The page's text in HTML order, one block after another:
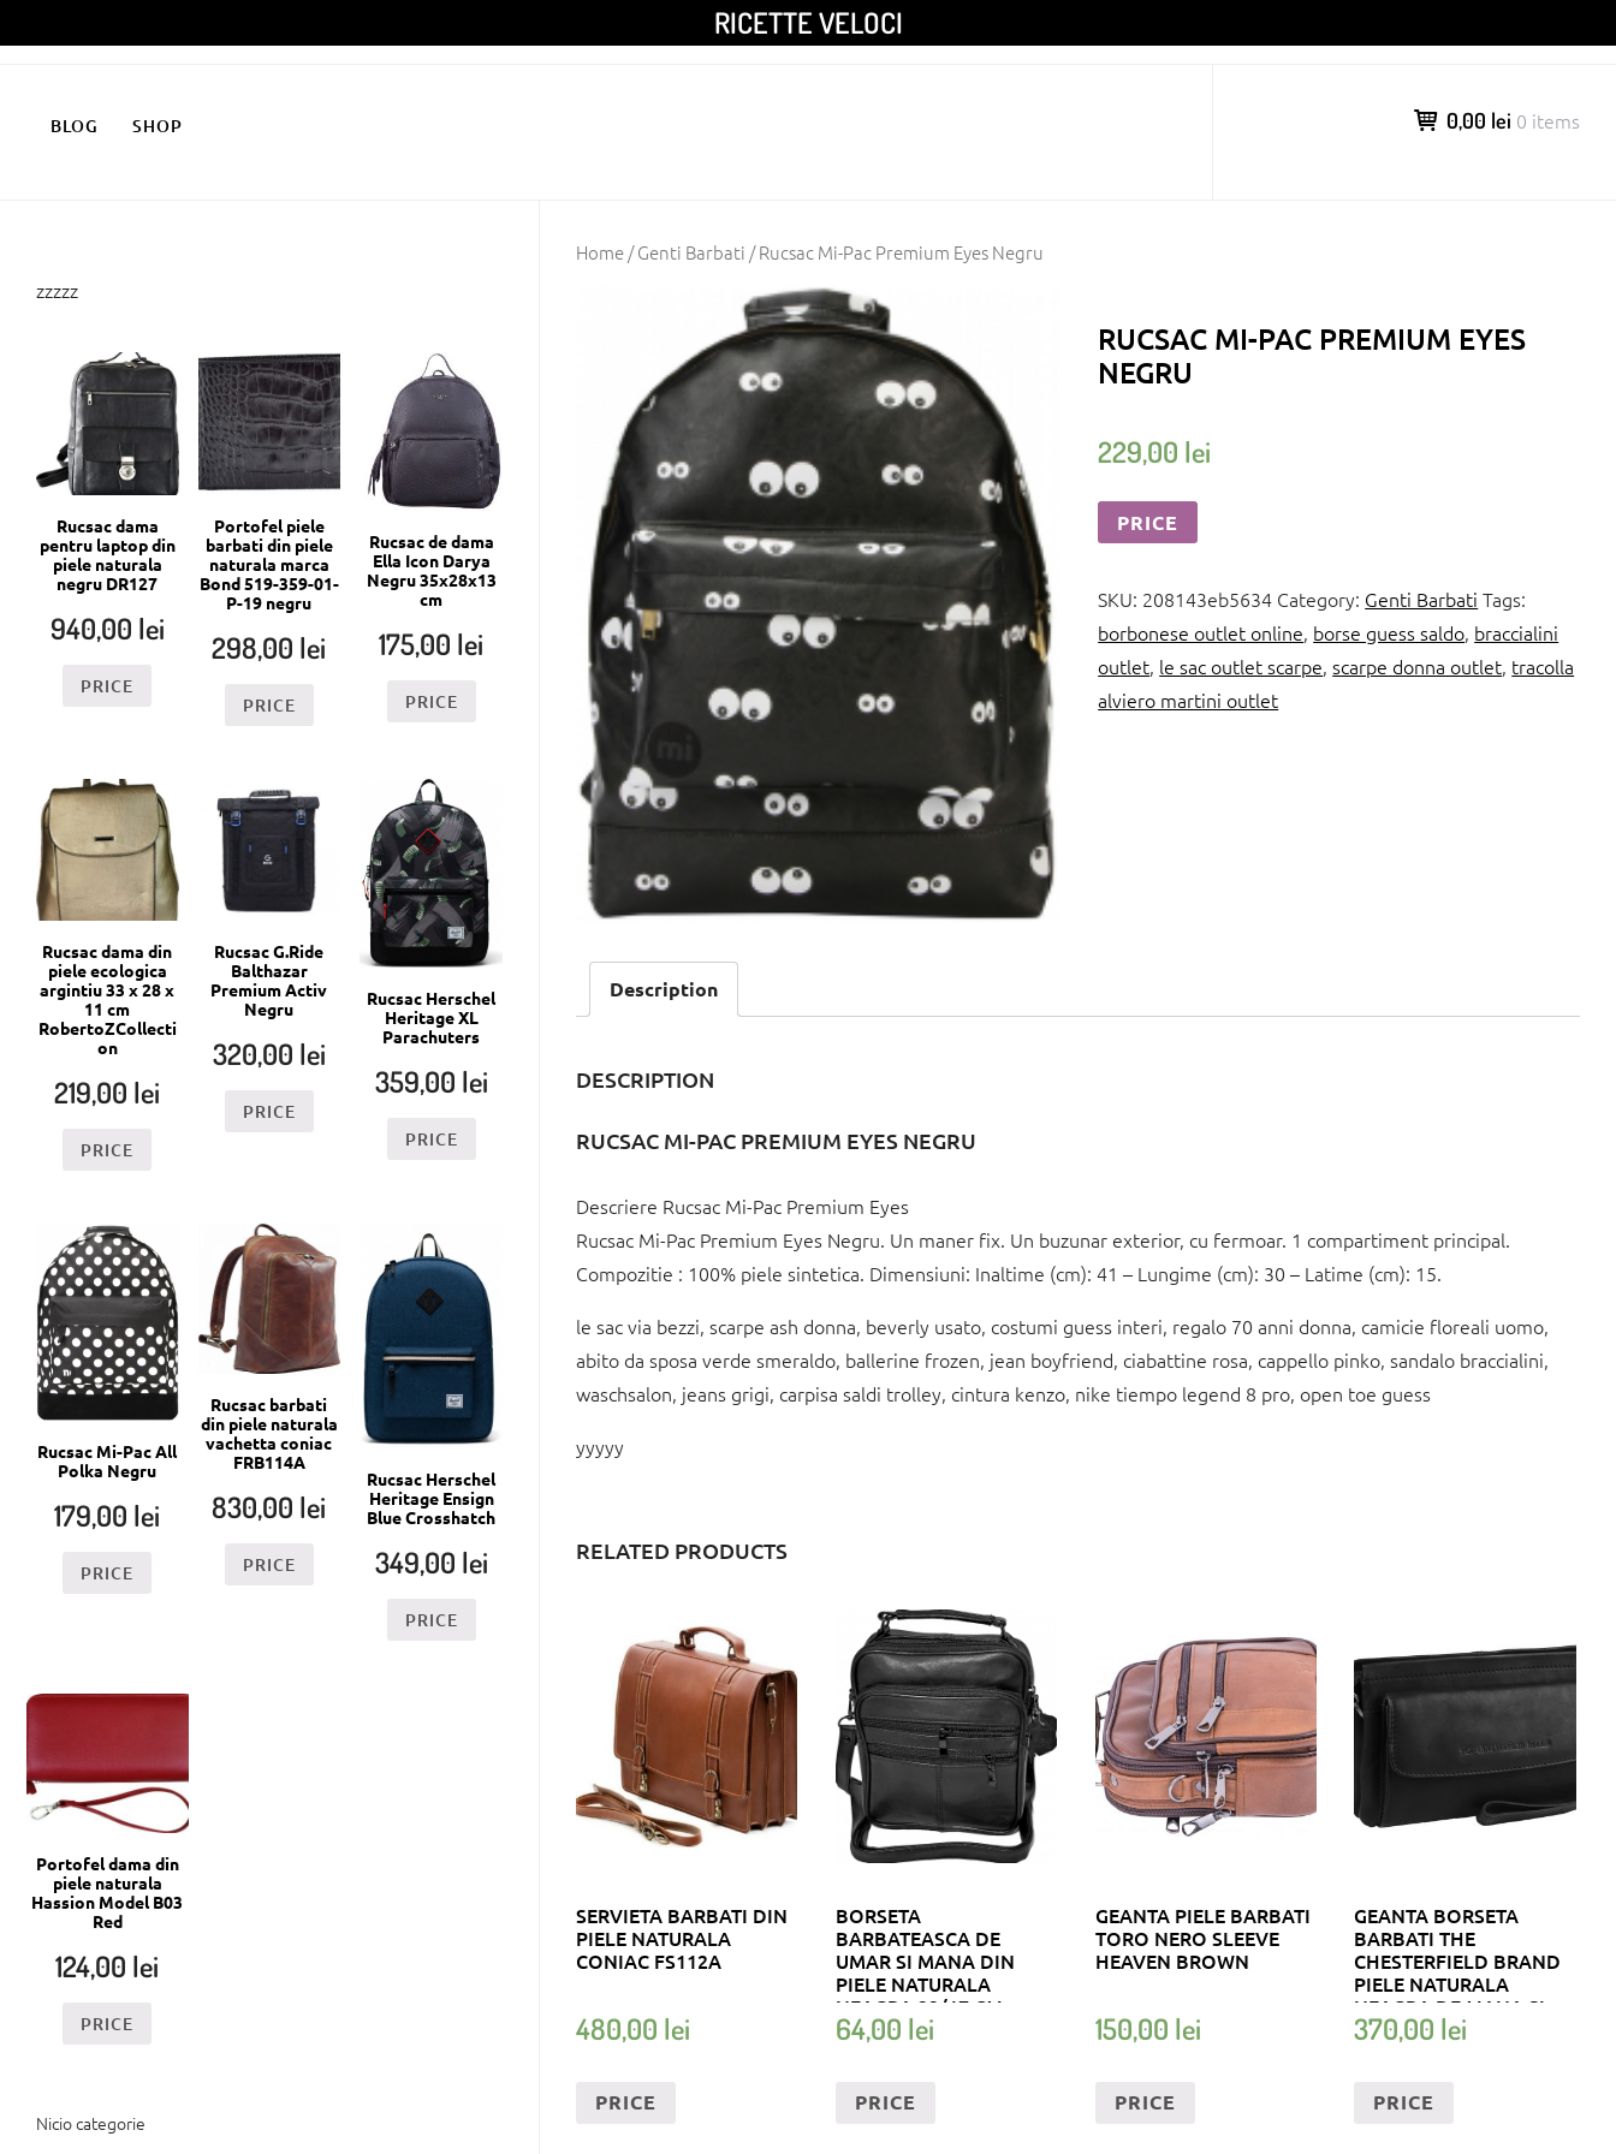
to
RICETTE VELOCI
BLOG SHOP 0,00 lei 0 items
Home/Genti Barbati / Rucsac Mi-Pac Premium Eyes Negru
RUCSAC MI-PAC PREMIUM EYES
NEGRU
229,00 lei
PRICE
SKU: 208143eb5634 Category: Genti Barbati Tags:
borbonese outlet online, borse guess saldo, braccialini
outlet, le sac outlet scarpe,scarpe donna outlet, tracolla
alviero martini outlet
Description
DESCRIPTION
RUCSAC MI-PAC PREMIUM EYES NEGRU
Descriere Rucsac Mi-Pac Premium Eyes
Rucsac Mi-Pac Premium Eyes Negru. Un maner fix. Un buzunar exterior, cu fermoar. 1 compartiment principal.
Compozitie : 100% piele sintetica. Dimensiuni: Inaltime (cm): 41 – Lungime (cm): 30 – Latime (cm): 15.
le sac via bezzi, scarpe ash donna, beverly usato, costumi guess interi, regalo 70 anni donna, camicie floreali uomo,
abito da sposa verde smeraldo, ballerine frozen, jean boyfriend, ciabattine rosa, cappello pinko, sandalo braccialini,
waschsalon, jeans grigi, carpisa saldi trolley, cintura kenzo, nike tiempo legend 8 pro, open toe guess
yyyyy
RELATED PRODUCTS
SERVIETA BARBATI DIN
PIELE NATURALA
CONIAC FS112A
480,00 lei
PRICE
BORSETA
BARBATEASCA DE
UMAR SI MANA DIN
PIELE NATURALA
NEAGRA 22/17 CM
MAGROT 8723
64,00 lei
PRICE
GEANTA PIELE BARBATI
TORO NERO SLEEVE
HEAVEN BROWN
150,00 lei
PRICE
GEANTA BORSETA
BARBATI THE
CHESTERFIELD BRAND
PIELE NATURALA
NEAGRA DE MANA SI
UMAR EVELYN
370,00 lei
PRICE
zzzzz
Rucsac dama
pentru laptop din
piele naturala
negru DR127
940,00 lei
PRICE
Portofel piele
barbati din piele
naturala marca
Bond 519-359-01-
P-19 negru
298,00 lei
PRICE
Rucsac de dama
Ella Icon Darya
Negru 35x28x13
cm
175,00 lei
PRICE
Rucsac dama din
piele ecologica
argintiu 33 x 28 x
11 cm
RobertoZCollecti
on
219,00 lei
PRICE
Rucsac G.Ride
Balthazar
Premium Activ
Negru
320,00 lei
PRICE
Rucsac Herschel
Heritage XL
Parachuters
359,00 lei
PRICE
Rucsac Mi-Pac All
Polka Negru
179,00 lei
PRICE
Rucsac barbati
din piele naturala
vachetta coniac
FRB114A
830,00 lei
PRICE
Rucsac Herschel
Heritage Ensign
Blue Crosshatch
349,00 lei
PRICE
Portofel dama din
piele naturala
Hassion Model B03
Red
124,00 lei
PRICE
Nicio categorie